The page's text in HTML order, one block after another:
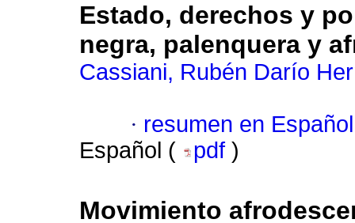
Estado, derechos y
negra, palenquera y
Cassiani, Rubén Darío
· resumen en Español
Español (
pdf )
Movimiento